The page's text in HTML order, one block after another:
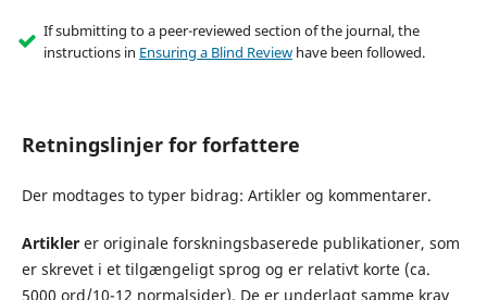
If submitting to a peer-reviewed section of the journal, the
instructions in Ensuring a Blind Reviewhave been followed.
Retningslinjer for forfattere
Der modtages to typer bidrag: Artikler og kommentarer.
Artiklerer originale forskningsbaserede publikationer, som
er skrevet i et tilgængeligt sprog og er relativt korte (ca.
5000 ord/10-12 normalsider). De er underlagt samme krav